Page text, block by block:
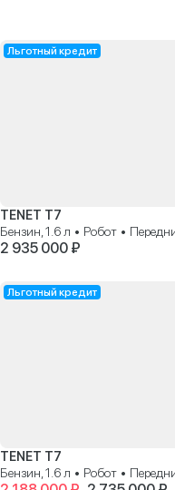
Льготный кредит
TENET T7
Бензин, 1.6 л • Робот •
2 935 000 ₽
Льготный кредит
TENET T7
Бензин, 1.6 л • Робот •